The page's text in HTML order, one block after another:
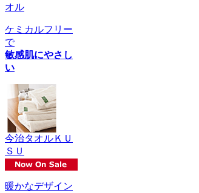
オル
ケミカルフリー
で
敏感肌にやさし
い
今治タオルＫＵ
ＳＵ
暖かなデザイン